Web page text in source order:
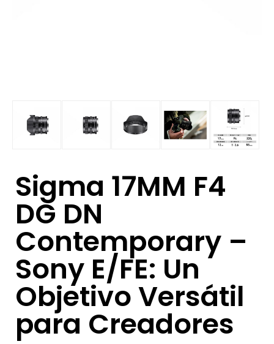
Sigma 17MM F4
DG DN
Contemporary –
Sony E/FE: Un
Objetivo Versátil
para Creadores